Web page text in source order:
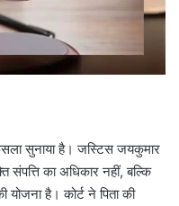
सुनाया है। जस्टिस जयकुमार
संपत्ति का अधिकार नहीं, बल्कि
योजना है। कोर्ट ने पिता की